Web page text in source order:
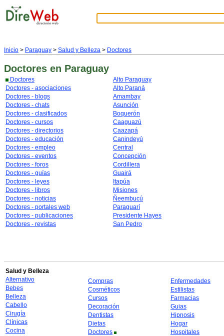
Inicio > Paraguay > Salud y Belleza > Doctores
Doctores en Paraguay
Doctores
Doctores - asociaciones
Doctores - blogs
Doctores - chats
Doctores - clasificados
Doctores - cursos
Doctores - directorios
Doctores - educación
Doctores - empleo
Doctores - eventos
Doctores - foros
Doctores - guías
Doctores - leyes
Doctores - libros
Doctores - noticias
Doctores - portales web
Doctores - publicaciones
Doctores - revistas
Alto Paraguay
Alto Paraná
Amambay
Asunción
Boquerón
Caaguazú
Caazapá
Canindeyú
Central
Concepción
Cordillera
Guairá
Itapúa
Misiones
Ñeembucú
Paraguarí
Presidente Hayes
San Pedro
Salud y Belleza
Alternativo
Bebes
Belleza
Cabello
Cirugía
Clínicas
Cocina
Compras
Cosméticos
Cursos
Decoración
Dentistas
Dietas
Doctores
Enfermedades
Estilistas
Farmacias
Guias
Hipnosis
Hogar
Hospitales